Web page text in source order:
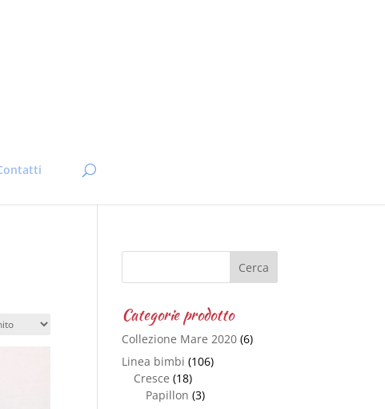
Categorie prodotto
Collezione Mare 2020 (6)
Linea bimbi (106)
Cresce (18)
Papillon (3)